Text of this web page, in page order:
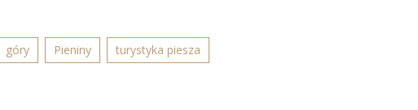
góry Pieniny turystyka piesza